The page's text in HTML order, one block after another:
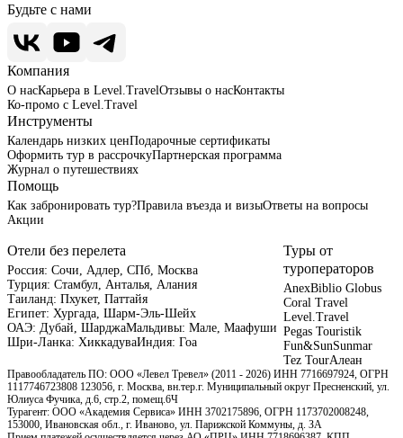
Будьте с нами
Компания
О насКарьера в Level.TravelОтзывы о насКонтакты
Ко-промо с Level.Travel
Инструменты
Календарь низких ценПодарочные сертификаты
Оформить тур в рассрочкуПартнерская программа
Журнал о путешествиях
Помощь
Как забронировать тур?Правила въезда и визыОтветы на вопросы
Акции
Отели без перелета
Россия: Сочи, Адлер, СПб, Москва
Турция: Стамбул, Анталья, Алания
Таиланд: Пхукет, Паттайя
Египет: Хургада, Шарм-Эль-Шейх
ОАЭ: Дубай, ШарджаМальдивы: Мале, Маафуши
Шри-Ланка: ХиккадуваИндия: Гоа
Туры от
туроператоров
AnexBiblio Globus
Coral Travel
Level.Travel
Pegas Touristik
Fun&SunSunmar
Tez TourАлеан
Правообладатель ПО: ООО «Левел Тревел» (2011 - 2026) ИНН 7716697924, ОГРН
1117746723808 123056, г. Москва, вн.тер.г. Муниципальный округ Пресненский, ул.
Юлиуса Фучика, д.6, стр.2, помещ.6Ч
Турагент: ООО «Академия Сервиса» ИНН 3702175896, ОГРН 1173702008248,
153000, Ивановская обл., г. Иваново, ул. Парижской Коммуны, д. ЗА